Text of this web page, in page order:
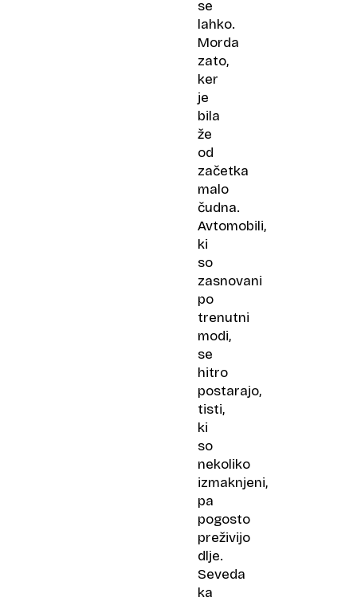
se
lahko.
Morda
zato,
ker
je
bila
že
od
začetka
malo
čudna.
Avtomobili,
ki
so
zasnovani
po
trenutni
modi,
se
hitro
postarajo,
tisti,
ki
so
nekoliko
izmaknjeni,
pa
pogosto
preživijo
dlje.
Seveda
ka